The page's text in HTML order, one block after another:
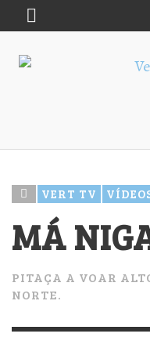
VERT TV
MÁ
PITAÇA A VOAR
NORTE.